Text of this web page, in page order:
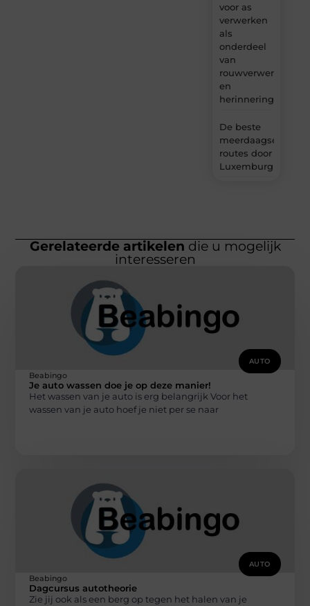
voor as
verwerken
als
onderdeel
van
rouwverwerking
en
herinnering?
De beste
meerdaagse
routes door
Luxemburg
Gerelateerde artikelen die u mogelijk
interesseren
AUTO
Beabingo
Je auto wassen doe je op deze manier!
Het wassen van je auto is erg belangrijk Voor het
wassen van je auto hoef je niet per se naar
AUTO
Beabingo
Dagcursus autotheorie
Zie jij ook als een berg op tegen het halen van je